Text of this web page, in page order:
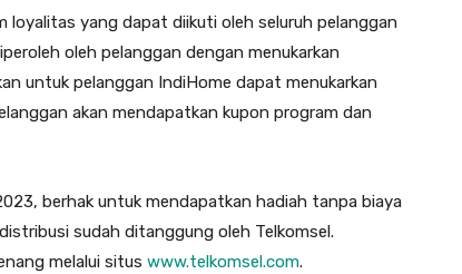
loyalitas yang dapat diikuti oleh seluruh pelanggan
oleh pelanggan dengan menukarkan
untuk pelanggan IndiHome dapat menukarkan
akan mendapatkan kupon program dan
berhak untuk mendapatkan hadiah tanpa biaya
sudah ditanggung oleh Telkomsel.
melalui situs www.telkomsel.com.